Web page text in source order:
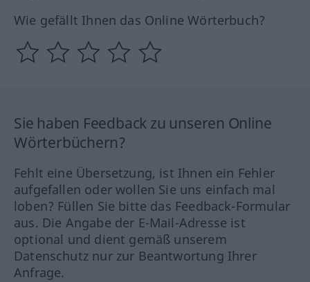
Wie gefällt Ihnen das Online Wörterbuch?
Sie haben Feedback zu unseren Online
Wörterbüchern?
Fehlt eine Übersetzung, ist Ihnen ein Fehler
aufgefallen oder wollen Sie uns einfach mal
loben? Füllen Sie bitte das Feedback-Formular
aus. Die Angabe der E-Mail-Adresse ist
optional und dient gemäß unserem
Datenschutz nur zur Beantwortung Ihrer
Anfrage.